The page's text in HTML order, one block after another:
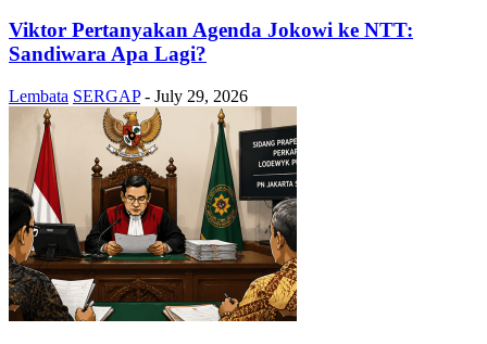
Viktor Pertanyakan Agenda Jokowi ke NTT:
Sandiwara Apa Lagi?
Lembata SERGAP - July 29, 2026